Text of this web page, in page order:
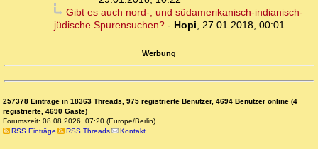
Gibt es auch nord-, und südamerikanisch-indianisch-
jüdische Spurensuchen? - Hopi, 27.01.2018, 00:01
Werbung
257378 Einträge in 18363 Threads, 975 registrierte Benutzer, 4694 Benutzer online (4
registrierte, 4690 Gäste)
Forumszeit: 08.08.2026, 07:20 (Europe/Berlin)
RSS Einträge
RSS Threads Kontakt